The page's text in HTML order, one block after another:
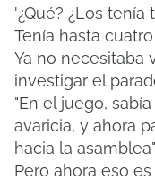
'¿Qué? ¿Los tenía
Tenía hasta
Ya no necesitaba
investigar el
"En el juego,
avaricia, y ahora
hacia la
Pero ahora eso